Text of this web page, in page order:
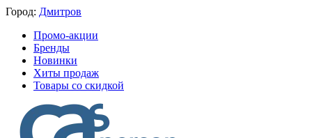
Город: Дмитров
Промо-акции
Бренды
Новинки
Хиты продаж
Товары со скидкой